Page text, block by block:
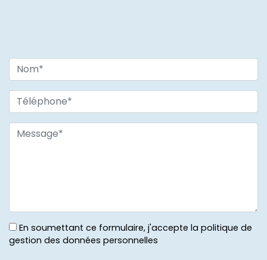
En soumettant ce formulaire, j'accepte la politique de
gestion des données personnelles